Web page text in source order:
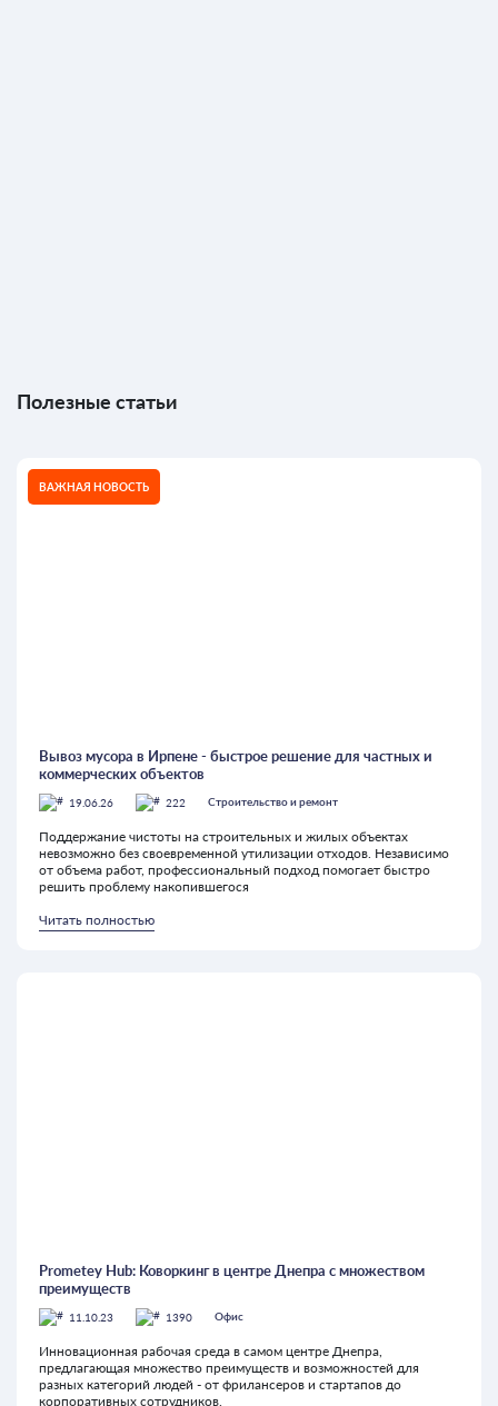
Полезные статьи
ВАЖНАЯ НОВОСТЬ
Вывоз мусора в Ирпене - быстрое решение для частных и
коммерческих объектов
19.06.26 222 Строительство и ремонт
Поддержание чистоты на строительных и жилых объектах
невозможно без своевременной утилизации отходов. Независимо
от объема работ, профессиональный подход помогает быстро
решить проблему накопившегося
Читать полностью
Prometey Hub: Коворкинг в центре Днепра с множеством
преимуществ
11.10.23 1390 Офис
Инновационная рабочая среда в самом центре Днепра,
предлагающая множество преимуществ и возможностей для
разных категорий людей - от фрилансеров и стартапов до
корпоративных сотрудников.